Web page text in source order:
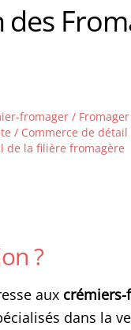
des
fromager /
/ Commerce de
de la filière fromagère
?
aux
dans la